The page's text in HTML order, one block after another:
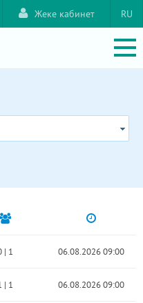
RU
Жеке кабинет
| 1 06.08.2026 09:00
| 1 06.08.2026 09:00